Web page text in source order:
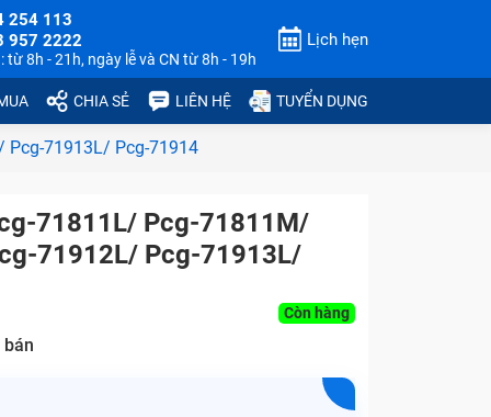
254 113
957 2222
từ 8h - 21h, ngày lễ và CN từ 8h - 19h
Lịch hẹn
CHIA SẺ LIÊN HỆ TUYỂN DỤNG
Pcg-71913L/ Pcg-71914
71811L/ Pcg-71811M/
71912L/ Pcg-71913L/
Còn hàng